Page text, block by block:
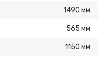
1490 мм
565 мм
1150 мм